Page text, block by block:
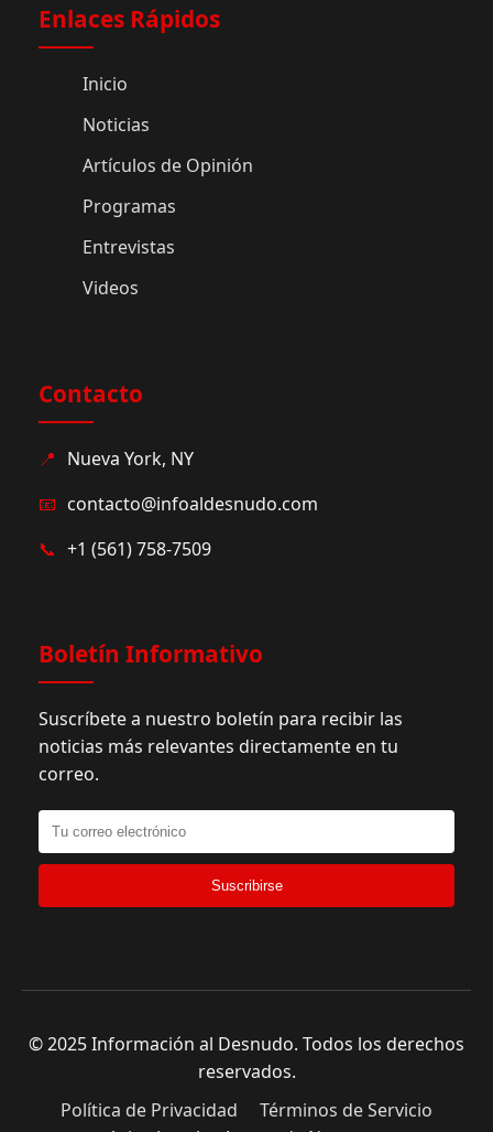
Enlaces Rápidos
Inicio
Noticias
Artículos de Opinión
Programas
Entrevistas
Videos
Contacto
📍 Nueva York, NY
📧 contacto@infoaldesnudo.com
📞 +1 (561) 758-7509
Boletín Informativo
Suscríbete a nuestro boletín para recibir las
noticias más relevantes directamente en tu
correo.
Suscribirse
© 2025 Información al Desnudo. Todos los derechos
reservados.
Política de Privacidad
Términos de Servicio